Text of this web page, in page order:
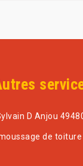
D Anjou
de toiture